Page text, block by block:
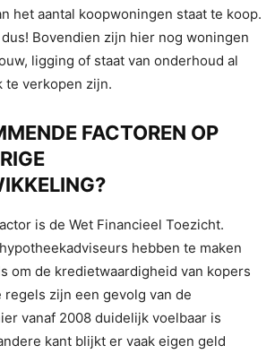
het aantal koopwoningen staat te koop.
Bovendien zijn hier nog woningen
ligging of staat van onderhoud al
te verkopen zijn.
FACTOREN OP
is de Wet Financieel Toezicht.
hebben te maken
om de kredietwaardigheid van kopers
zijn een gevolg van de
vanaf 2008 duidelijk voelbaar is
kant blijkt er vaak eigen geld